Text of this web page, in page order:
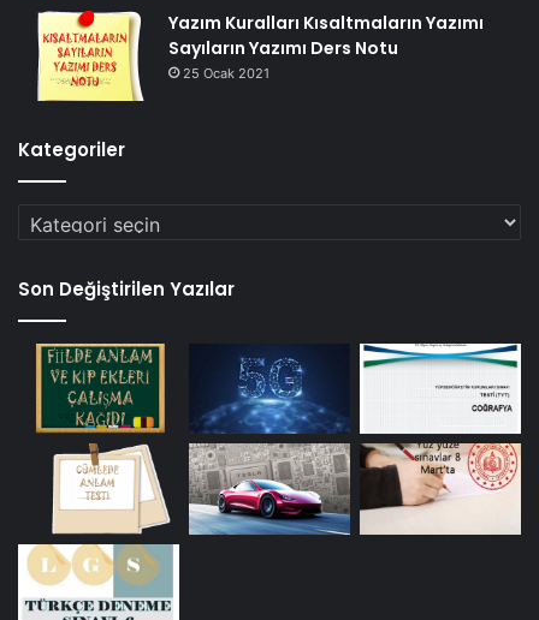
Yazım Kuralları Kısaltmaların Yazımı
Sayıların Yazımı Ders Notu
25 Ocak 2021
Kategoriler
Kategoriler
Son Değiştirilen Yazılar